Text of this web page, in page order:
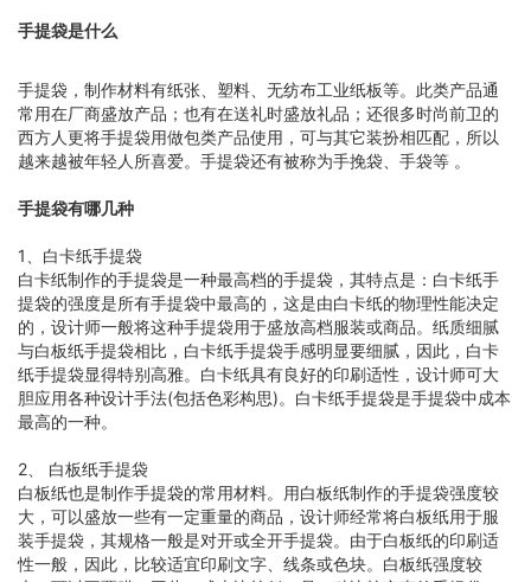
手提袋是什么
手提袋，制作材料有纸张、塑料、无纺布工业纸板等。此类产品通
常用在厂商盛放产品；也有在送礼时盛放礼品；还很多时尚前卫的
西方人更将手提袋用做包类产品使用，可与其它装扮相匹配，所以
越来越被年轻人所喜爱。手提袋还有被称为手挽袋、手袋等 。
手提袋有哪几种
1、白卡纸手提袋
白卡纸制作的手提袋是一种最高档的手提袋，其特点是：白卡纸手
提袋的强度是所有手提袋中最高的，这是由白卡纸的物理性能决定
的，设计师一般将这种手提袋用于盛放高档服装或商品。纸质细腻
与白板纸手提袋相比，白卡纸手提袋手感明显要细腻，因此，白卡
纸手提袋显得特别高雅。白卡纸具有良好的印刷适性，设计师可大
胆应用各种设计手法(包括色彩构思)。白卡纸手提袋是手提袋中成本
最高的一种。
2、 白板纸手提袋
白板纸也是制作手提袋的常用材料。用白板纸制作的手提袋强度较
大，可以盛放一些有一定重量的商品，设计师经常将白板纸用于服
装手提袋，其规格一般是对开或全开手提袋。由于白板纸的印刷适
性一般，因此，比较适宜印刷文字、线条或色块。白板纸强度较